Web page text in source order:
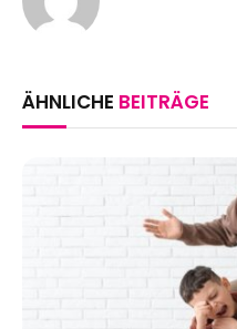
ÄHNLICHE BEITRÄGE